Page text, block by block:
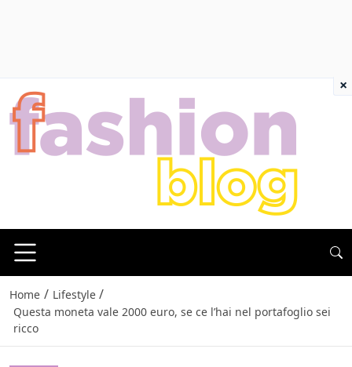
Home / Lifestyle /
Questa moneta vale 2000 euro, se ce l’hai nel portafoglio sei
ricco
×